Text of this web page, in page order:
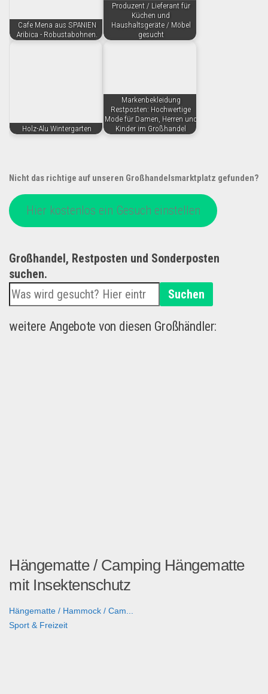
Cafe Mena aus SPANIEN
Aribica - Robustabohnen.
Produzent / Lieferant für
Küchen und
Haushaltsgeräte / Möbel
gesucht
Holz-Alu Wintergarten
Markenbekleidung
Restposten: Hochwertige
Mode für Damen, Herren und
Kinder im Großhandel
Nicht das richtige auf unseren Großhandelsmarktplatz gefunden?
Hier kostenlos ein Gesuch einstellen
Großhandel, Restposten und Sonderposten
suchen.
Suchen
weitere Angebote von diesen Großhändler:
Hängematte / Camping Hängematte
mit Insektenschutz
Hängematte / Hammock / Cam...
Sport & Freizeit